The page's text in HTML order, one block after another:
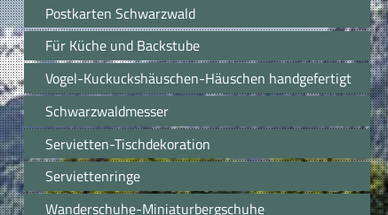
Postkarten Schwarzwald
Für Küche und Backstube
Vogel-Kuckuckshäuschen-Häuschen handgefertigt
Schwarzwaldmesser
Servietten-Tischdekoration
Serviettenringe
Wanderschuhe-Miniaturbergschuhe